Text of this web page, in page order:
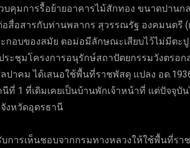
คุมการรื้อย้ายอาคารไม้สักทอง ขนาดปานกล
อสื่อสารกับท่านพลากร สุวรรณรัฐ องคมนตรี
กอบของสมัย ตอม่อมีลักษณะเสียบไว้ไม่มีต
ะชุมโครงการอนุรักษ์สถาปัตยกรรมวังตรอ
าคม ได้เสนอใช้พื้นที่ราชพัสดุ แปลง อด
ที่ 1 ที่เดิมเคยเป็นบ้านพักเจ้าหน้าที่ แต่ปัจจุบั
งหวัดอุดรธานี
การเห็นชอบจากกรมทางหลวงให้ใช้พื้นที่รา